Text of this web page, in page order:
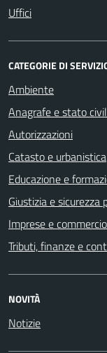
Uffici
CATEGORIE DI
Ambiente
Anagrafe e stato
Autorizzazioni
Catasto e urbanistica
Educazione e
Giustizia e sicurezza
Imprese e commercio
Tributi, finanze e
NOVITÀ
Notizie